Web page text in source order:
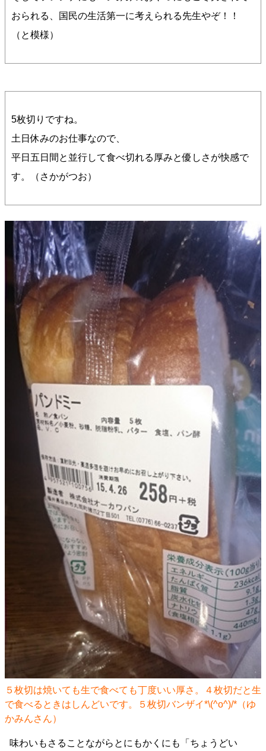
おられる、国民の生活第一に考えられる先生やぞ！！
（と模様）
5枚切りですね。
土日休みのお仕事なので、
平日五日間と並行して食べ切れる厚みと優しさが快感で
す。（さかがつお）
５枚切は焼いても生で食べても丁度いい厚さ。４枚切だと生
で食べるときはしんどいです。５枚切バンザイ*\(^o^)/*（ゆ
かみんさん）
味わいもさることながらとにもかくにも「ちょうどい